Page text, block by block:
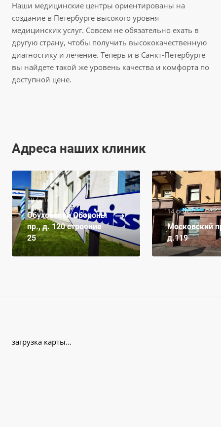
Наши медицинские центры ориентированы на
создание в Петербурге высокого уровня
медицинских услуг. Совсем не обязательно ехать в
другую страну, чтобы получить высококачественную
диагностику и лечение. Теперь и в Санкт-Петербурге
вы найдете такой же уровень качества и комфорта по
доступной цене.
Адреса наших клиник
18 фото
Обуховской Обороны
пр., д. 120 строение
25
14 фото
Московский
д.119
загрузка карты...